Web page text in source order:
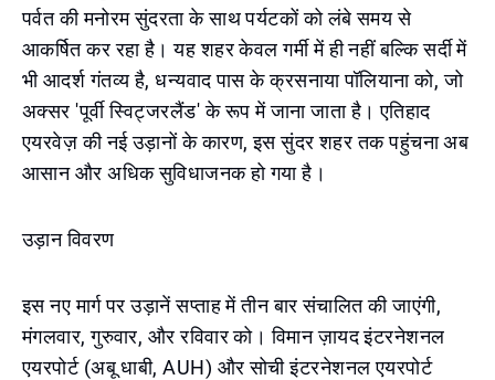
पर्वत की मनोरम सुंदरता के साथ पर्यटकों को लंबे समय से
आकर्षित कर रहा है। यह शहर केवल गर्मी में ही नहीं बल्कि सर्दी में
भी आदर्श गंतव्य है, धन्यवाद पास के क्रसनाया पॉलियाना को, जो
अक्सर 'पूर्वी स्विट्जरलैंड' के रूप में जाना जाता है। एतिहाद
एयरवेज़ की नई उड़ानों के कारण, इस सुंदर शहर तक पहुंचना अब
आसान और अधिक सुविधाजनक हो गया है।
उड़ान विवरण
इस नए मार्ग पर उड़ानें सप्ताह में तीन बार संचालित की जाएंगी,
मंगलवार, गुरुवार, और रविवार को। विमान ज़ायद इंटरनेशनल
एयरपोर्ट (अबू धाबी, AUH) और सोची इंटरनेशनल एयरपोर्ट